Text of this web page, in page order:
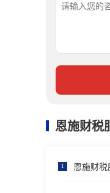
恩施财税
1 恩施财